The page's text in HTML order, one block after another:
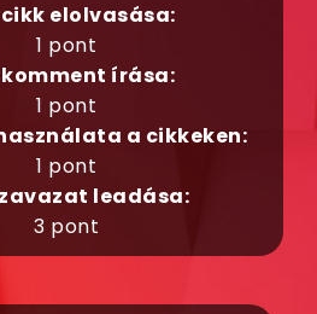
cikk elolvasása:
1 pont
komment írása:
1 pont
a cikkeken:
1 pont
leadása:
3 pont